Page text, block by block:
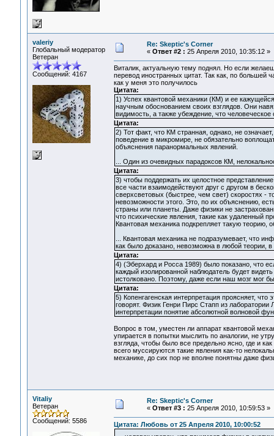
valeriy
Глобальный модератор
Ветеран
Сообщений: 4167
Re: Skeptic's Corner
« Ответ #2 : 25 Апреля 2010, 10:35:12 »
Виталик, актуальную тему поднял. Но если
перевод иностранных цитат. Так как, по большей
как у меня это получилось
Цитата:
1) Успех квантовой механики (КМ) и ее
научным обоснованием своих взглядов. Они
видимость, а также убеждение, что
Цитата:
2) Тот факт, что КМ странная, однако, не
поведение в микромире, не обязательно
объяснения паранормальных явлений.
... Один из очевидных парадоксов КМ,
Цитата:
3) чтобы поддержать их целостное
все части взаимодействуют друг с другом в
сверхсветовых (быстрее, чем свет) скоростях -
невозможности этого. Это, по их объяснению,
страны или планеты. Даже физики не
что психические явления, такие как удаленный
Квантовая механика подкрепляет такую теорию,
... Квантовая механика не подразумевает, что
как было доказано, невозможна в любой теории,
Цитата:
4) (Эберхард и Росса 1989) было показано, что
каждый изолированной наблюдатель будет
истолковано. Поэтому, даже если наш мозг мог
Цитата:
5) Копенгагенская интерпретация проясняет,
говорят. Физик Генри Пирс Стапп из
интерпретации понятие абсолютной волновой
Вопрос в том, уместен ли аппарат квантовой
упирается в попытки мыслить по аналогии, не
взгляда, чтобы было все предельно ясно, где и
всего муссируются такие явления как-то
механике, до сих пор не вполне понятны даже
Vitaliy
Ветеран
Сообщений: 5586
Re: Skeptic's Corner
« Ответ #3 : 25 Апреля 2010, 10:59:53 »
Цитата: Любовь от 25 Апреля 2010, 10:00:52